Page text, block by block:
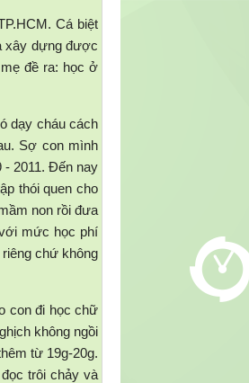
Cá biệt
xây dựng được
đề ra: học ở
dạy cháu cách
Sợ con mình
- 2011. Đến nay
thói quen cho
non rồi đưa
mức học phí
chứ không
con đi học chữ
không ngồi
từ 19g-20g.
trôi chảy và